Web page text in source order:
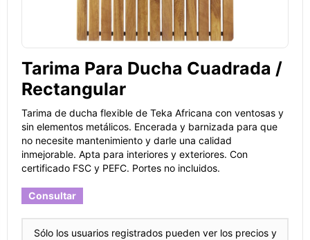
Tarima Para Ducha Cuadrada /
Rectangular
Tarima de ducha flexible de Teka Africana con ventosas y
sin elementos metálicos. Encerada y barnizada para que
no necesite mantenimiento y darle una calidad
inmejorable. Apta para interiores y exteriores. Con
certificado FSC y PEFC. Portes no incluidos.
Consultar
Sólo los usuarios registrados pueden ver los precios y